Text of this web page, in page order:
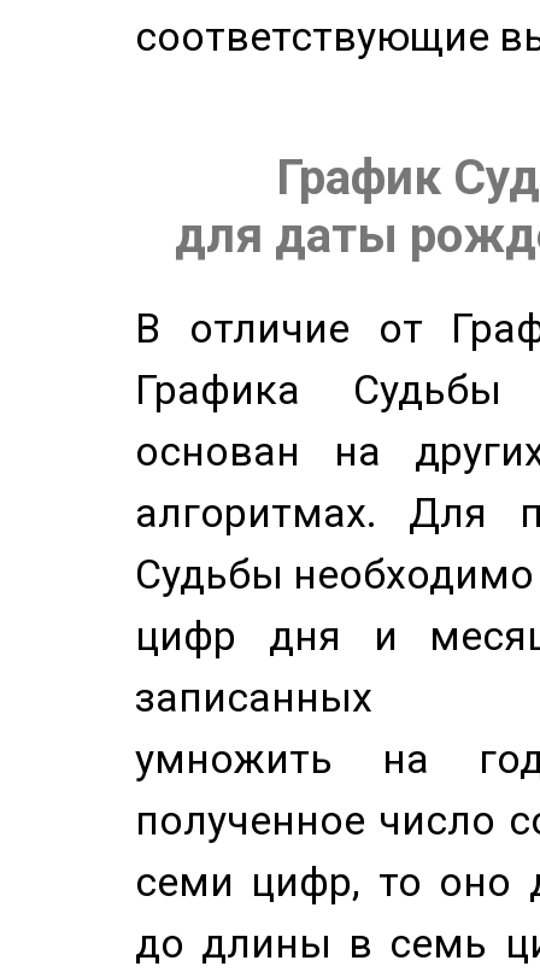
соответствующие
График
для даты
В отличие от
Графика
основан на
алгоритмах. Для
Судьбы
цифр дня и
записанных
умножить на
полученное число
семи цифр, то оно
до длины в семь